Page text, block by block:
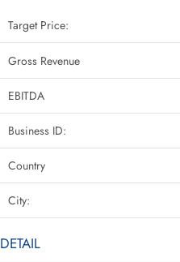
Target Price:
Gross Revenue
EBITDA
Business ID:
Country
City:
DETAIL